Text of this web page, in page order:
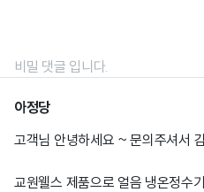
비밀 댓글 입니다.
아정당
고객님 안녕하세요 ~ 문의주셔서
교원웰스 제품으로 얼음 냉온정수